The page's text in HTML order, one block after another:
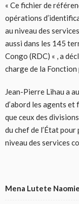
« Ce fichier de
opérations
au niveau des
aussi dans les 145
Congo (RDC) « , a
charge de la Fonction
Jean-Pierre Lihau a
d’abord les agents
que ceux des
du chef de l’État
niveau des services
Mena Lutete Naomie